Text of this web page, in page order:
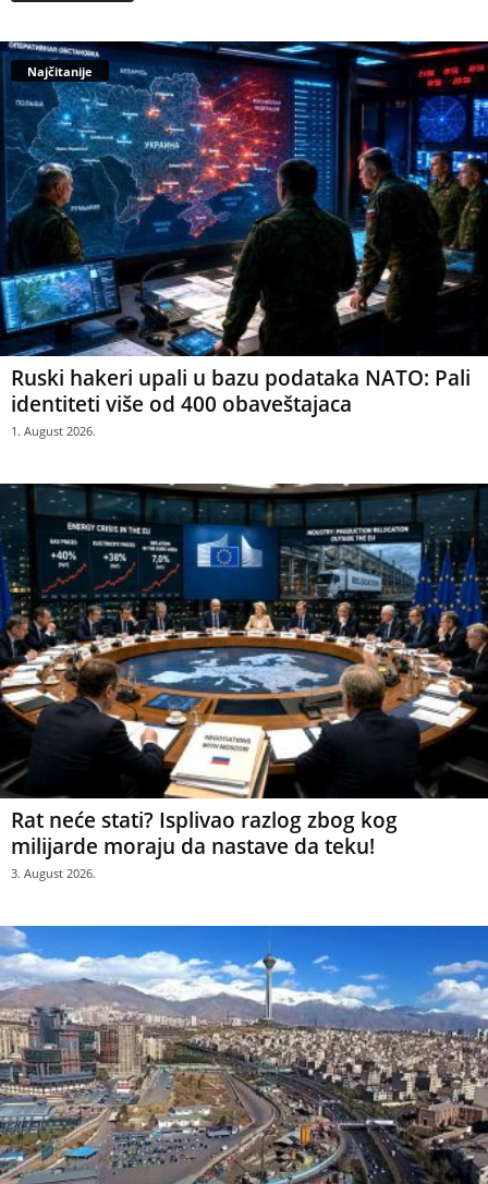
Najčitanije
Ruski hakeri upali u bazu podataka NATO: Pali
identiteti više od 400 obaveštajaca
1. August 2026.
Rat neće stati? Isplivao razlog zbog kog
milijarde moraju da nastave da teku!
3. August 2026.